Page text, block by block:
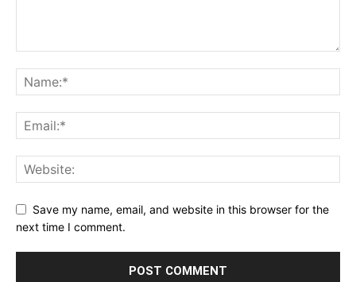
Save my name, email, and website in this browser for the
next time I comment.